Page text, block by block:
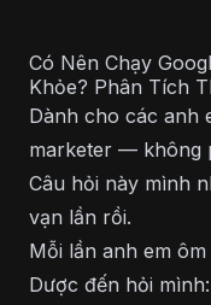
Có Nên Chạy
Khỏe? Phân Tích
Dành cho các anh
marketer — không
Câu hỏi này mình
vạn lần rồi.
Mỗi lần anh em
Dược đến hỏi